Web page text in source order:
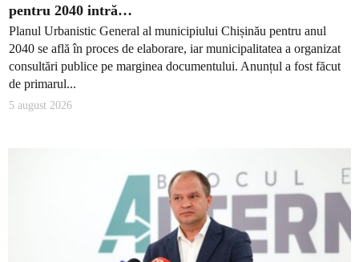
pentru 2040 intră…
Planul Urbanistic General al municipiului Chișinău pentru anul
2040 se află în proces de elaborare, iar municipalitatea a organizat
consultări publice pe marginea documentului. Anunțul a fost făcut
de primarul...
5 august 2026